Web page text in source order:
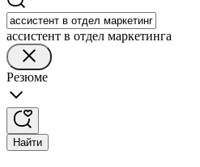
ассистент в отдел маркетинга
Резюме
Найти